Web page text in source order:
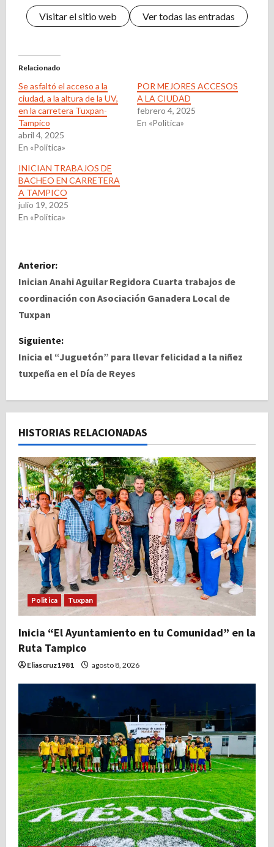
Visitar el sitio web Ver todas las entradas
Relacionado
Se asfaltó el acceso a la
ciudad, a la altura de la UV,
en la carretera Tuxpan-
Tampico
abril 4, 2025
En «Politica»
POR MEJORES ACCESOS
A LA CIUDAD
febrero 4, 2025
En «Politica»
INICIAN TRABAJOS DE
BACHEO EN CARRETERA
A TAMPICO
julio 19, 2025
En «Politica»
N
a
v
e
g
c
i
ó
n
d
e
e
n
t
r
a
a
s
Anterior:
Inician Anahi Aguilar Regidora Cuarta trabajos de
coordinación con Asociación Ganadera Local de
Tuxpan
Siguiente:
Inicia el “Juguetón” para llevar felicidad a la niñez
tuxpeña en el Día de Reyes
HISTORIAS RELACIONADAS
Politica Tuxpan
Inicia “El Ayuntamiento en tu Comunidad” en la
Ruta Tampico
Eliascruz1981 agosto 8, 2026